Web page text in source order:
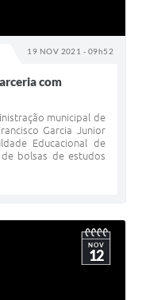
19 NOV 2021 - 09h52
com
municipal de
Garcia Junior
Educacional de
bolsas de estudos
NOV
12